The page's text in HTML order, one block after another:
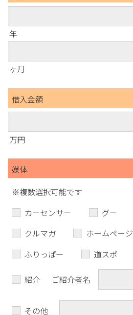
年
ヶ月
借入金額
万円
媒体
※複数選択可能です
カーセンサー
グー
クルマガ
ホームページ
ふりっぱー
道スポ
紹介 ご紹介者名
その他